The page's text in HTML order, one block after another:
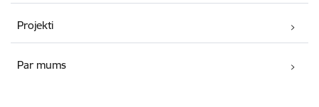
Projekti
Par mums